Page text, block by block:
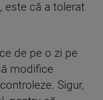
este că a tolerat
de pe o zi pe
modifice
Sigur,